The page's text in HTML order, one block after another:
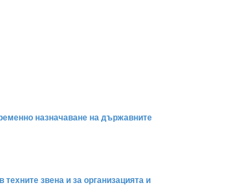
назначаване на държавните
звена и за организацията и